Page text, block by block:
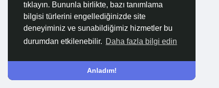
tıklayın. Bununla birlikte, bazı tanımlama
bilgisi türlerini engellediğinizde site
deneyiminiz ve sunabildiğimiz hizmetler bu
durumdan etkilenebilir. Daha fazla bilgi edin
Anladım!